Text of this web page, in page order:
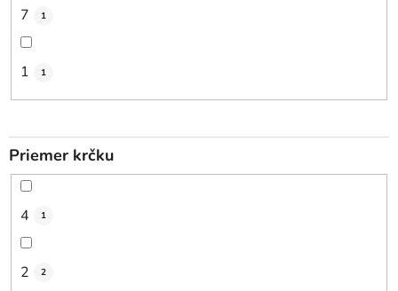
7 1
1 1
Priemer krčku
4 1
2 2